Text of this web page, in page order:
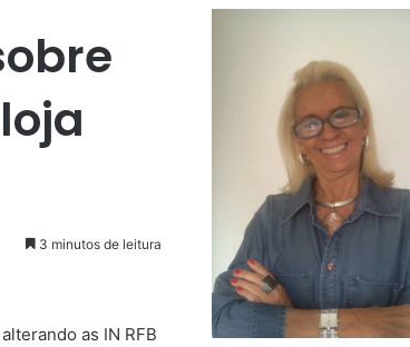
3 minutos de leitura
as IN RFB